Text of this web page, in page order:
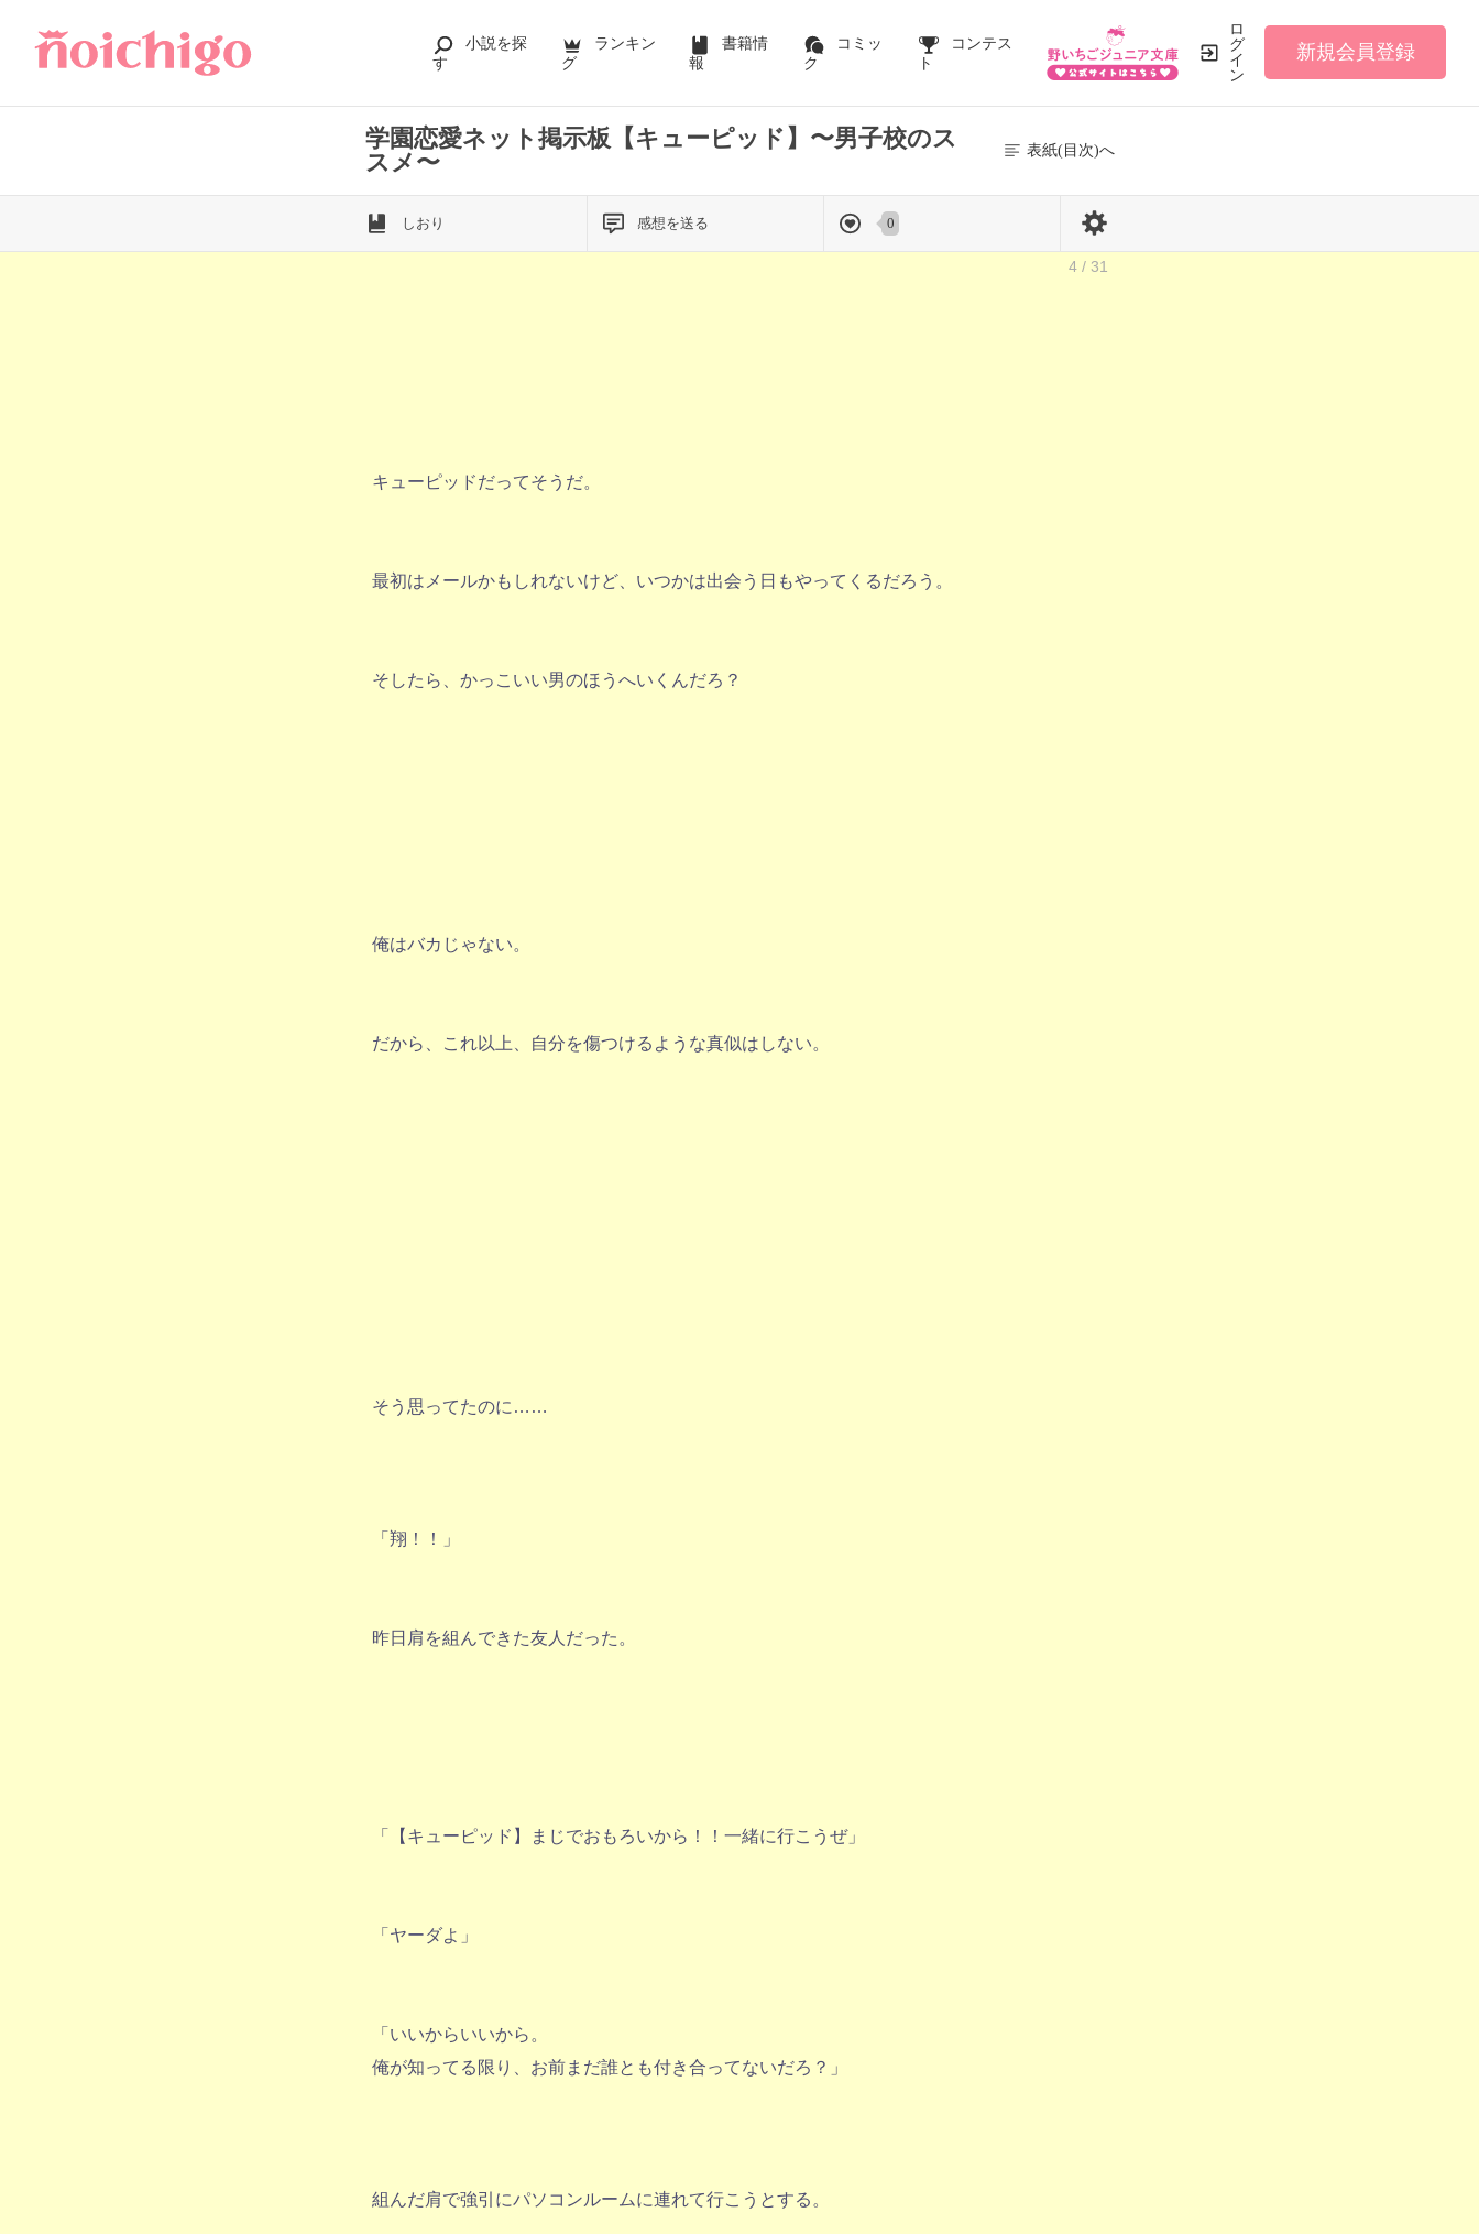
小説を探
す
ランキン
グ
書籍情
報
コミッ
ク
コンテス
ト
ロ
グ
イ
ン
新規会員登録
学園恋愛ネット掲示板【キューピッド】〜男子校のス
スメ〜
表紙(目次)へ
しおり 感想を送る 0
4 / 31
キューピッドだってそうだ。
最初はメールかもしれないけど、いつかは出会う日もやってくるだろう。
そしたら、かっこいい男のほうへいくんだろ？
俺はバカじゃない。
だから、これ以上、自分を傷つけるような真似はしない。
そう思ってたのに……
「翔！！」
昨日肩を組んできた友人だった。
「【キューピッド】まじでおもろいから！！一緒に行こうぜ」
「ヤーダよ」
「いいからいいから。
俺が知ってる限り、お前まだ誰とも付き合ってないだろ？」
組んだ肩で強引にパソコンルームに連れて行こうとする。